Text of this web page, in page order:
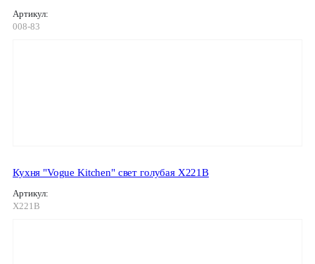
Артикул:
008-83
Кухня "Vogue Kitchen" свет голубая X221B
Артикул:
X221B